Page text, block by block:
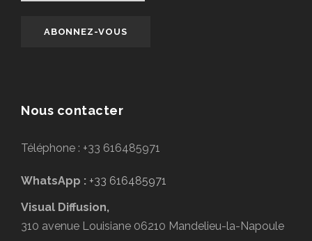
Nous contacter
Téléphone : +33 616485971
WhatsApp : +33 616485971
Visual Diffusion,
310 avenue Louisiane 06210 Mandelieu-la-Napoule